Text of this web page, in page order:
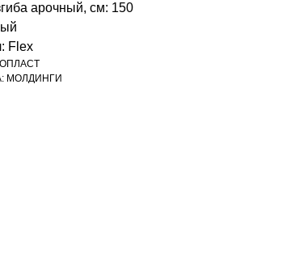
арочный, см: 150
Flex
МОЛДИНГИ